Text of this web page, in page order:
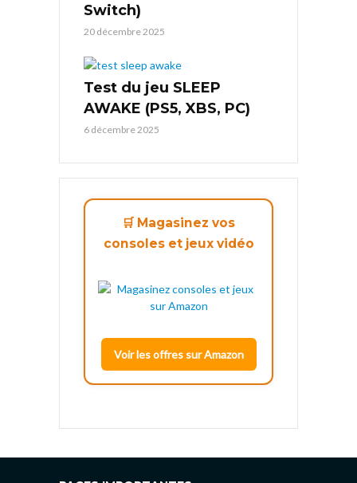
Switch)
20 décembre 2025
Test du jeu SLEEP
AWAKE (PS5, XBS, PC)
6 décembre 2025
🛒 Magasinez vos
consoles et jeux vidéo
Voir les offres sur Amazon